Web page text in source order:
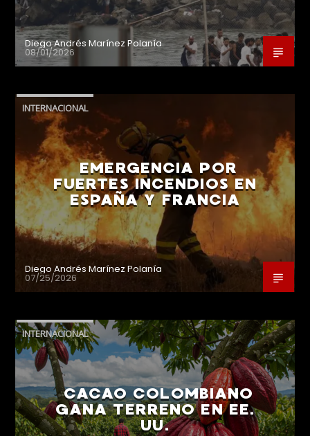
Diego Andrés Marínez Polanía
08/01/2026
INTERNACIONAL
EMERGENCIA POR
FUERTES INCENDIOS EN
ESPAÑA Y FRANCIA
Diego Andrés Marínez Polanía
07/25/2026
INTERNACIONAL
CACAO COLOMBIANO
GANA TERRENO EN EE.
UU.